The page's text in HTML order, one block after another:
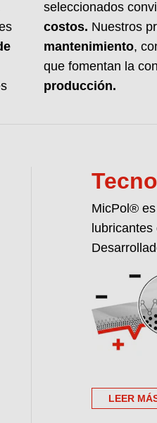
definir el
necesarias
averías.
MÁS
MÁS
seleccionados
costos. Nuestros
mantenimiento,
que fomentan la
producción.
MicPol®
lubricantes
LEER